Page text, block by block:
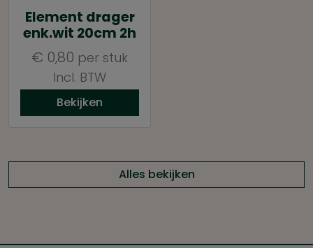
Element drager
enk.wit 20cm 2h
€ 0,80 per stuk
Incl. BTW
Bekijken
Alles bekijken